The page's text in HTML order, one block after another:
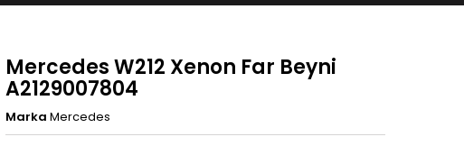
Mercedes W212 Xenon Far Beyni
A2129007804
Marka Mercedes